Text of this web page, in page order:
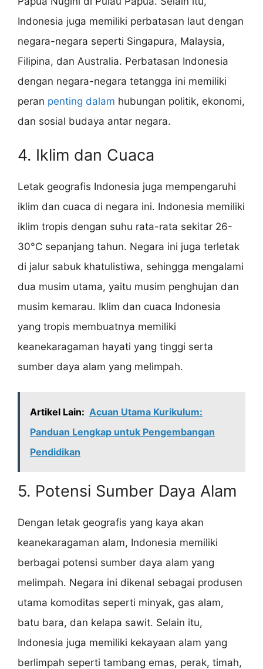
Indonesia juga memiliki perbatasan laut dengan
negara-negara seperti Singapura, Malaysia,
Filipina, dan Australia. Perbatasan Indonesia
dengan negara-negara tetangga ini memiliki
peran penting dalam hubungan politik, ekonomi,
dan sosial budaya antar negara.
4. Iklim dan Cuaca
Letak geografis Indonesia juga mempengaruhi
iklim dan cuaca di negara ini. Indonesia memiliki
iklim tropis dengan suhu rata-rata sekitar 26-
30°C sepanjang tahun. Negara ini juga terletak
di jalur sabuk khatulistiwa, sehingga mengalami
dua musim utama, yaitu musim penghujan dan
musim kemarau. Iklim dan cuaca Indonesia
yang tropis membuatnya memiliki
keanekaragaman hayati yang tinggi serta
sumber daya alam yang melimpah.
Artikel Lain: Acuan Utama Kurikulum:
Panduan Lengkap untuk Pengembangan
Pendidikan
5. Potensi Sumber Daya Alam
Dengan letak geografis yang kaya akan
keanekaragaman alam, Indonesia memiliki
berbagai potensi sumber daya alam yang
melimpah. Negara ini dikenal sebagai produsen
utama komoditas seperti minyak, gas alam,
batu bara, dan kelapa sawit. Selain itu,
Indonesia juga memiliki kekayaan alam yang
berlimpah seperti tambang emas, perak, timah,